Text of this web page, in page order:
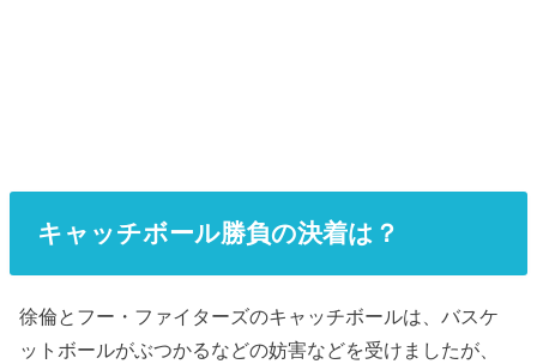
キャッチボール勝負の決着は？
徐倫とフー・ファイターズのキャッチボールは、バスケ
ットボールがぶつかるなどの妨害などを受けましたが、